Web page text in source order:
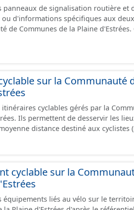
panneaux de signalisation routière et
d'informations spécifiques aux
de Communes de la Plaine
sur la Communauté
itinéraires cyclables gérés par la
du territoire
distance destiné aux cyclistes
ou jalonnement sur chaussée. Les itinéraires
mais une succession
ils peuvent emprunter des
données comprend uniquement les
cyclable sur la
équipements liés au vélo sur le